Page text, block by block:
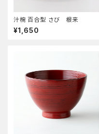
汁椀 百合型 さび 根来
¥1,650